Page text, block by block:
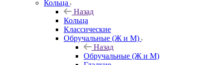
Кольца
Назад
Кольца
Классические
Обручальные (Ж и М)
Назад
Обручальные (Ж и М)